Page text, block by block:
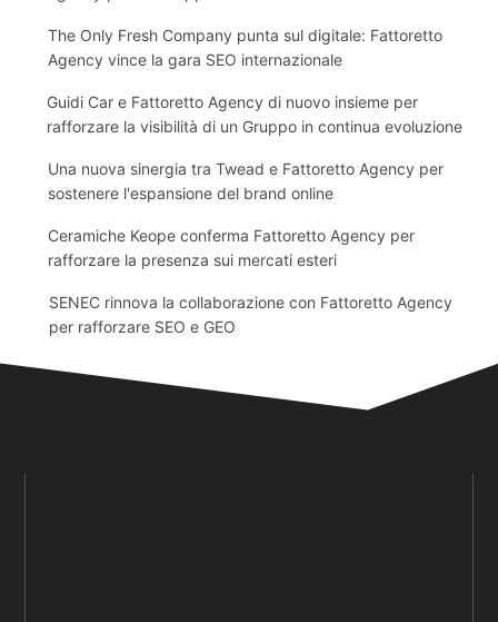
The Only Fresh Company punta sul digitale: Fattoretto
Agency vince la gara SEO internazionale
Guidi Car e Fattoretto Agency di nuovo insieme per
rafforzare la visibilità di un Gruppo in continua evoluzione
Una nuova sinergia tra Twead e Fattoretto Agency per
sostenere l'espansione del brand online
Ceramiche Keope conferma Fattoretto Agency per
rafforzare la presenza sui mercati esteri
SENEC rinnova la collaborazione con Fattoretto Agency
per rafforzare SEO e GEO